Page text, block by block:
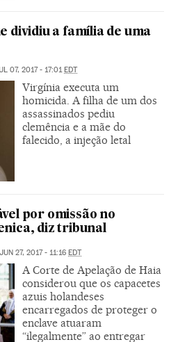
dividiu a família de uma
07, 2017 - 17:01EDT
Virgínia executa um
homicida. A filha de um dos
assassinados pediu
clemência e a mãe do
falecido, a injeção letal
por omissão no
diz tribunal
JUN 27, 2017 - 11:16 EDT
A Corte de Apelação de Haia
considerou que os capacetes
azuis holandeses
encarregados de proteger o
enclave atuaram
“ilegalmente” ao entregar